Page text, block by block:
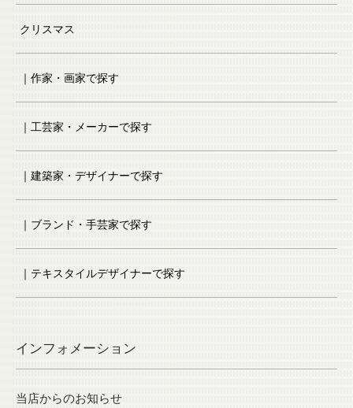
クリスマス
｜作家・画家で探す
｜工芸家・メーカーで探す
｜建築家・デザイナーで探す
｜ブランド・手芸家で探す
｜テキスタイルデザイナーで探す
インフォメーション
当店からのお知らせ